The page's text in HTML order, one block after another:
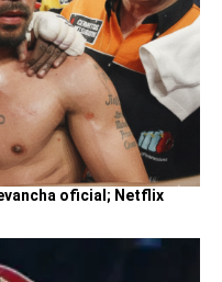
oficial; Netflix